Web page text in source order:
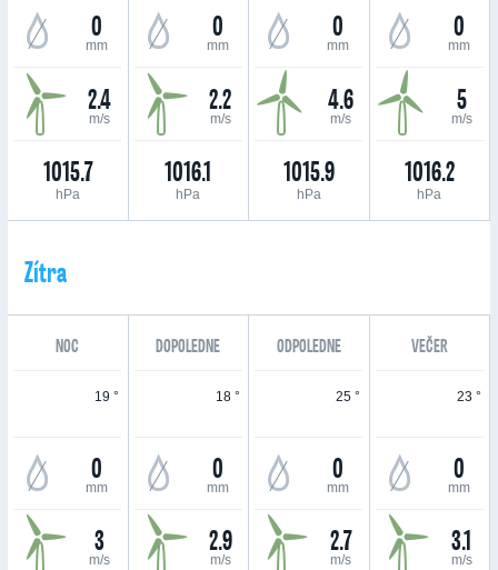
0
mm
2.4
m/s
1015.7
hPa
0
mm
2.2
m/s
1016.1
hPa
0
mm
4.6
m/s
1015.9
hPa
0
mm
5
m/s
1016.2
hPa
Zítra
NOC DOPOLEDNE ODPOLEDNE VEČER
19 °
0
mm
3
m/s
18 °
0
mm
2.9
m/s
25 °
0
mm
2.7
m/s
23 °
0
mm
3.1
m/s